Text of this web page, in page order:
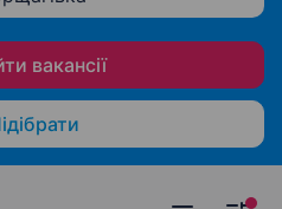
вакансії